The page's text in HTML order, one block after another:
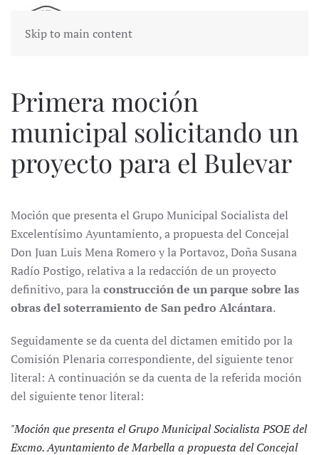
Skip to main content
Primera moción
municipal solicitando un
proyecto para el Bulevar
Moción que presenta el Grupo Municipal Socialista del
Excelentísimo Ayuntamiento, a propuesta del Concejal
Don Juan Luis Mena Romero y la Portavoz, Doña Susana
Radío Postigo, relativa a la redacción de un proyecto
definitivo, para laconstrucción de un parque sobre las
obras del soterramiento de San pedro Alcántara.
Seguidamente se da cuenta del dictamen emitido por la
Comisión Plenaria correspondiente, del siguiente tenor
literal: A continuación se da cuenta de la referida moción
del siguiente tenor literal:
"Moción que presenta el Grupo Municipal Socialista PSOE del
Excmo. Ayuntamiento de Marbella a propuesta del Concejal